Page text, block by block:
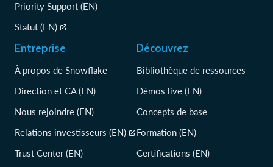
Priority Support (EN)
Statut (EN)
Entreprise
À propos de Snowflake
Direction et CA (EN)
Nous rejoindre (EN)
Relations investisseurs (EN)
Trust Center (EN)
Découvrez
Bibliothèque de ressources
Démos live (EN)
Concepts de base
Formation (EN)
Certifications (EN)